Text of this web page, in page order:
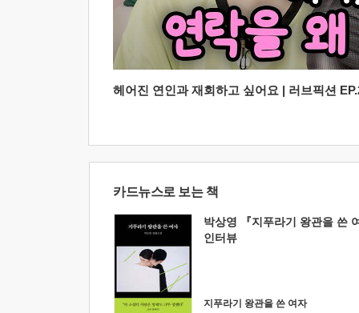
헤어진 연인과 재회하고 싶어요 | 러브픽션
카드뉴스로 보는 책
박상영 『지푸라기 왕관을 쓴
인터뷰
지푸라기 왕관을 쓴 여자